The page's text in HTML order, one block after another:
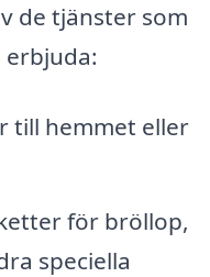
de tjänster som
till hemmet eller
för bröllop,
speciella